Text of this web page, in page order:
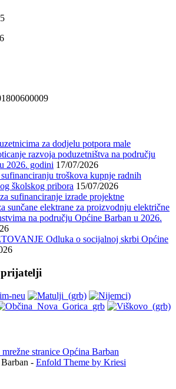
za dodjelu potpora male
razvoja poduzetništva na području
2026. godini 17/07/2026
troškova kupnje radnih
školskog pribora 15/07/2026
sufinanciranje izrade projektne
sunčane elektrane za proizvodnju električne
na području Općine Barban u 2026.
Odluka o socijalnoj skrbi Općine
stranice Općina Barban
- Enfold Theme by Kriesi